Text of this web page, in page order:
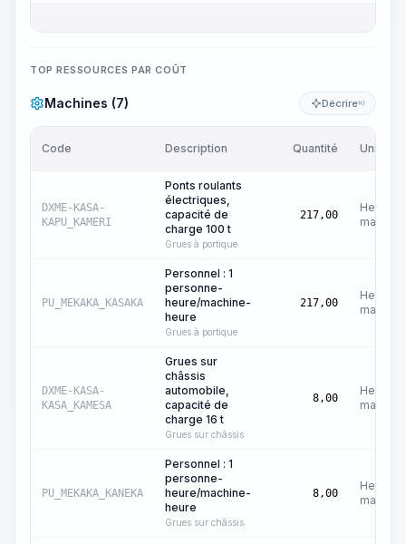
TOP RESSOURCES PAR COÛT
Machines (7) DécrireKI
Code Description Quantité Unité
DXME-KASA-
KAPU_KAMERI
Ponts roulants
électriques,
capacité de
charge 100 t
Grues à portique
217,00
Heures
machine
PU_MEKAKA_KASAKA
Personnel : 1
personne-
heure/machine-
heure
Grues à portique
217,00
Heures
machine
DXME-KASA-
KASA_KAMESA
Grues sur
châssis
automobile,
capacité de
charge 16 t
Grues sur châssis
8,00
Heures
machine
PU_MEKAKA_KANEKA
Personnel : 1
personne-
heure/machine-
heure
Grues sur châssis
8,00
Heures
machine